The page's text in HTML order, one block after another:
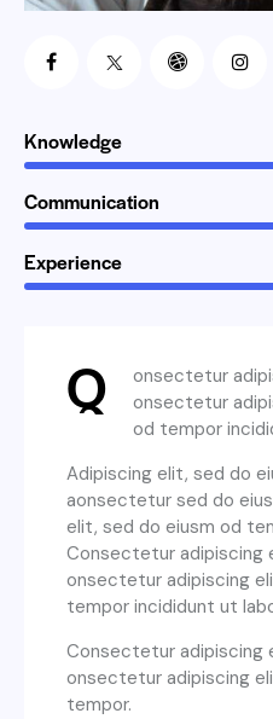
Knowledge
Communication
Experience
Q
onsectetur
onsectetur
od tempor
Adipiscing elit, sed do
aonsectetur sed do
elit, sed do eiusm od
Consectetur adipiscing
onsectetur adipiscing
tempor incididunt ut
Consectetur adipiscing
onsectetur adipiscing
tempor.